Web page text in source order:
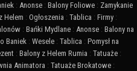
: Anonse : Balony Foliowe : Zamykanie
Helem : Ogłoszenia : Tablica : Firmy :
: Bańki Mydlane : Anonse : Balony na
Baniek : Wesele : Tablica : Pomysł na
: Balony z Helem Rumia : Tatuaże :
Animatora : Tatuaże Brokatowe :